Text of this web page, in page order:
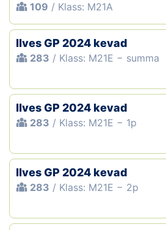
109 / Klass: M21A
Ilves GP 2024 kevad
283 / Klass: M21E − summa
Ilves GP 2024 kevad
283 / Klass: M21E − 1p
Ilves GP 2024 kevad
283 / Klass: M21E − 2p